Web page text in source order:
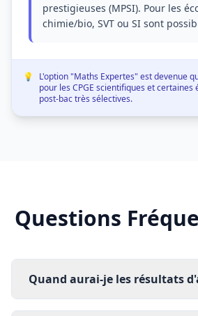
prestigieuses (MPSI). Pour les
chimie/bio, SVT ou SI sont
💡
L'option "Maths Expertes" est devenue
pour les CPGE scientifiques et certaines
post-bac très sélectives.
Questions
Quand aurai-je les résultats